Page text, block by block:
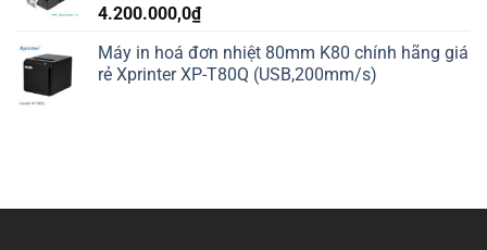
4.200.000,0₫
Máy in hoá đơn nhiệt 80mm K80 chính hãng giá
rẻ Xprinter XP-T80Q (USB,200mm/s)